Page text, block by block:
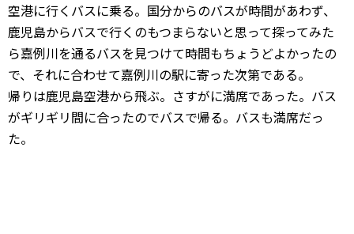
空港に行くバスに乗る。国分からのバスが時間があわず、
鹿児島からバスで行くのもつまらないと思って探ってみた
ら嘉例川を通るバスを見つけて時間もちょうどよかったの
で、それに合わせて嘉例川の駅に寄った次第である。
帰りは鹿児島空港から飛ぶ。さすがに満席であった。バス
がギリギリ間に合ったのでバスで帰る。バスも満席だっ
た。